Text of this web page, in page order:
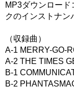
MP3ダウンロー
クのインストナン
（収録曲）
A-1 MERRY-GO-
A-2 THE TIMES
B-1
B-2